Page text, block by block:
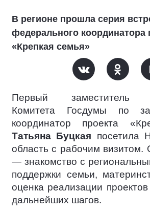
В регионе прошла серия
федерального координатора
«Крепкая семья»
Первый заместитель
Комитета Госдумы по
координатор проекта
Татьяна Буцкая посетила
область с рабочим визитом.
— знакомство с
поддержки семьи,
оценка реализации
дальнейших шагов.